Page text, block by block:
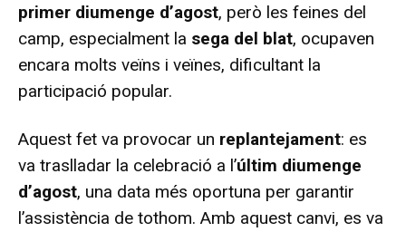
primer diumenge d’agost, però les feines del
camp, especialment la sega del blat, ocupaven
encara molts veïns i veïnes, dificultant la
participació popular.
Aquest fet va provocar un replantejament: es
va traslladar la celebració a l’últim diumenge
d’agost, una data més oportuna per garantir
l’assistència de tothom. Amb aquest canvi, es va